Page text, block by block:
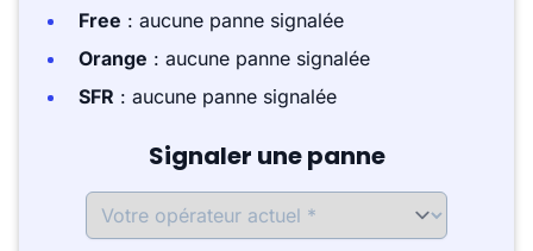
Free : aucune panne signalée
Orange : aucune panne signalée
SFR : aucune panne signalée
Signaler une panne